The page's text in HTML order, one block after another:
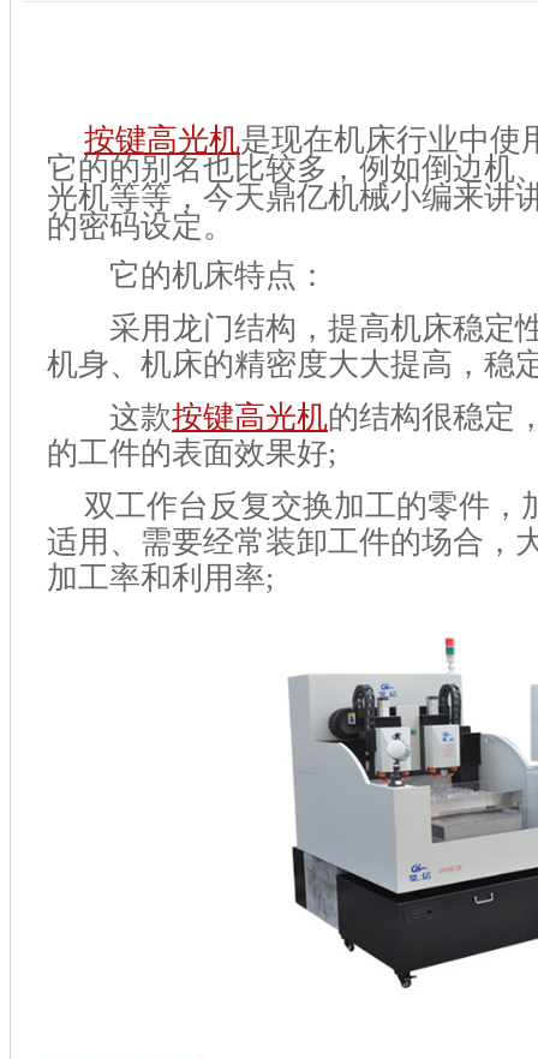
按键高光机是现在机床行业中使
它的的别名也比较多，例如倒边机
光机等等，今天鼎亿机械小编来讲
的密码设定。
它的机床特点：
采用龙门结构，提高机床稳定
机身、机床的精密度大大提高，稳
这款按键高光机的结构很稳定
的工件的表面效果好;
双工作台反复交换加工的零件，
适用、需要经常装卸工件的场合，
加工率和利用率;